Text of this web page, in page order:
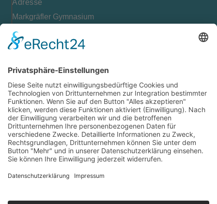
Adresse
Markgräfler Gymnasium
79379 Müllheim
Kontakt
07631 / 97396-204
mgm@lkbh.de
Rechtliches
Impressum
Datenschutz
Cookie-Einstellungen
Quicklinks